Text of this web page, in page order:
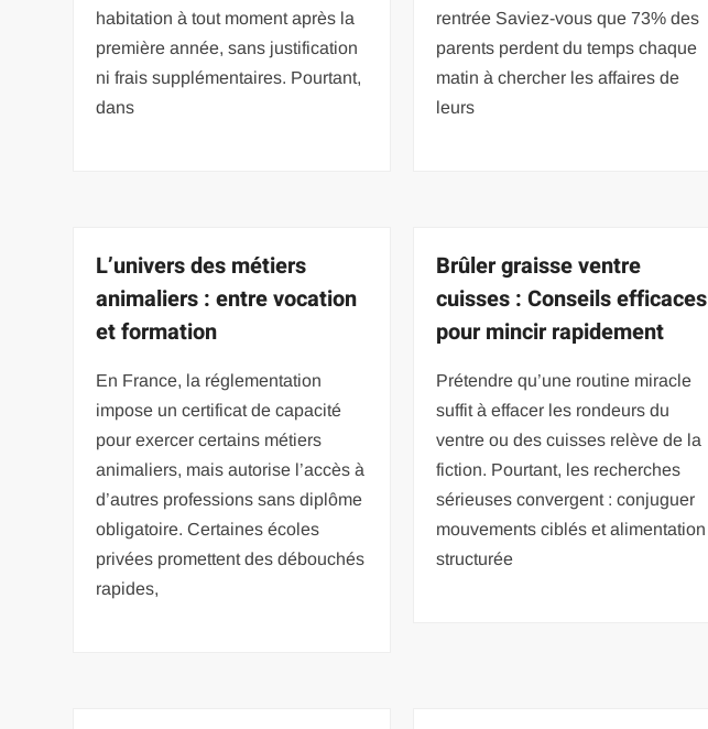
habitation à tout moment après la
première année, sans justification
ni frais supplémentaires. Pourtant,
dans
rentrée Saviez-vous que 73% des
parents perdent du temps chaque
matin à chercher les affaires de
leurs
L’univers des métiers
animaliers : entre vocation
et formation
En France, la réglementation
impose un certificat de capacité
pour exercer certains métiers
animaliers, mais autorise l’accès à
d’autres professions sans diplôme
obligatoire. Certaines écoles
privées promettent des débouchés
rapides,
Brûler graisse ventre
cuisses : Conseils efficaces
pour mincir rapidement
Prétendre qu’une routine miracle
suffit à effacer les rondeurs du
ventre ou des cuisses relève de la
fiction. Pourtant, les recherches
sérieuses convergent : conjuguer
mouvements ciblés et alimentation
structurée